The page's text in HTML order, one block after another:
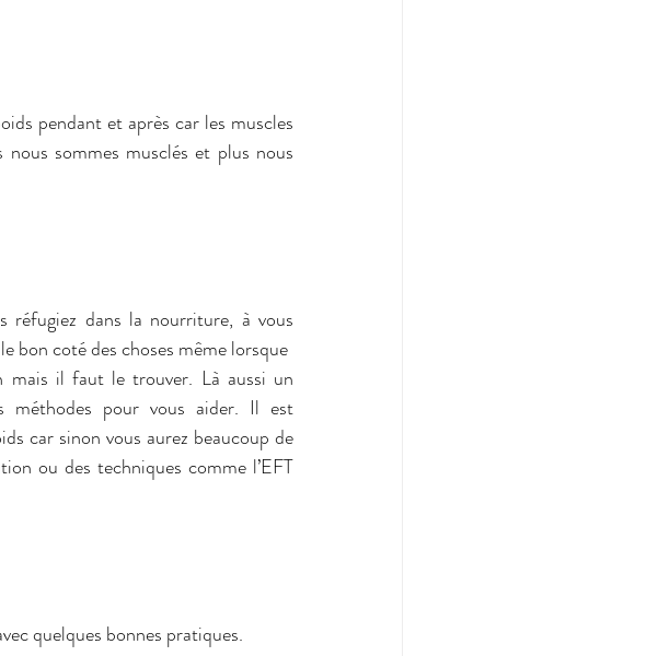
pendant et après car les muscles
sommes musclés et plus nous
réfugiez dans la nourriture, à vous
bon coté des choses même lorsque
il faut le trouver. Là aussi un
méthodes pour vous aider. Il est
car sinon vous aurez beaucoup de
ou des techniques comme l’EFT
quelques bonnes pratiques.